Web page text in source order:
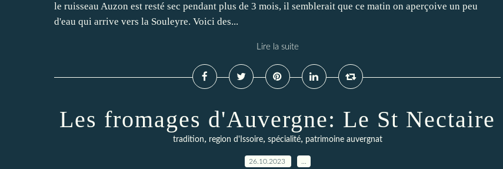
le ruisseau Auzon est resté sec pendant plus de 3 mois, il semblerait que ce matin on aperçoive un peu
d'eau qui arrive vers la Souleyre. Voici des...
Lire la suite
Les fromages d'Auvergne: Le St Nectaire
tradition, region d'Issoire, spécialité, patrimoine auvergnat
26.10.2023